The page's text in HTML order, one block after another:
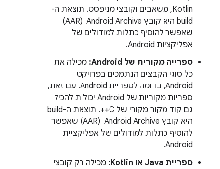
Kotlin, משאבים וקובצי מניפסט. תוצאת ה-
build היא קובץ Android Archive ‏ (AAR)
שאפשר להוסיף כתלות למודולים של
אפליקציות Android.
ספרייה מקורית של Android:
מכילה את
כל סוגי הקבצים הנתמכים בפרויקט
Android, בדומה לספריית Android. עם זאת,
ספריות מקוריות של Android יכולות להכיל
גם קוד מקור מקורי של C++. תוצאת ה-build
היא קובץ Android Archive ‏ (AAR) שאפשר
להוסיף כתלות למודולים של אפליקציית
Android.
ספריית Java או Kotlin:
מכילה רק קובצי